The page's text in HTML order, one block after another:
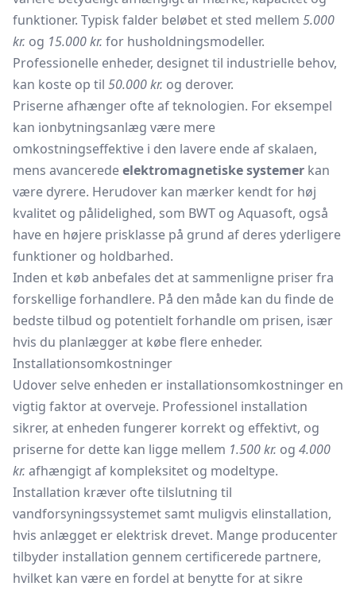
funktioner. Typisk falder beløbet et sted mellem 5.000
kr. og 15.000 kr. for husholdningsmodeller.
Professionelle enheder, designet til industrielle behov,
kan koste op til 50.000 kr. og derover.
Priserne afhænger ofte af teknologien. For eksempel
kan ionbytningsanlæg være mere
omkostningseffektive i den lavere ende af skalaen,
mens avanceredeelektromagnetiske systemer kan
være dyrere. Herudover kan mærker kendt for høj
kvalitet og pålidelighed, som BWT og Aquasoft, også
have en højere prisklasse på grund af deres yderligere
funktioner og holdbarhed.
Inden et køb anbefales det at sammenligne priser fra
forskellige forhandlere. På den måde kan du finde de
bedste tilbud og potentielt forhandle om prisen, især
hvis du planlægger at købe flere enheder.
Installationsomkostninger
Udover selve enheden er installationsomkostninger en
vigtig faktor at overveje. Professionel installation
sikrer, at enheden fungerer korrekt og effektivt, og
priserne for dette kan ligge mellem 1.500 kr. og 4.000
kr. afhængigt af kompleksitet og modeltype.
Installation kræver ofte tilslutning til
vandforsyningssystemet samt muligvis elinstallation,
hvis anlægget er elektrisk drevet. Mange producenter
tilbyder installation gennem certificerede partnere,
hvilket kan være en fordel at benytte for at sikre